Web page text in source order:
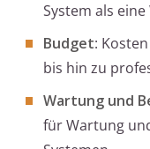
System als
Budget:
bis hin zu
Wartung und
für Wartung